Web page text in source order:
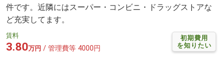
件です。近隣にはスーパー・コンビニ・ドラッグストアな
ど充実してます。
初期費用
を知りたい
賃料
3.80万円 / 管理費等 4000円